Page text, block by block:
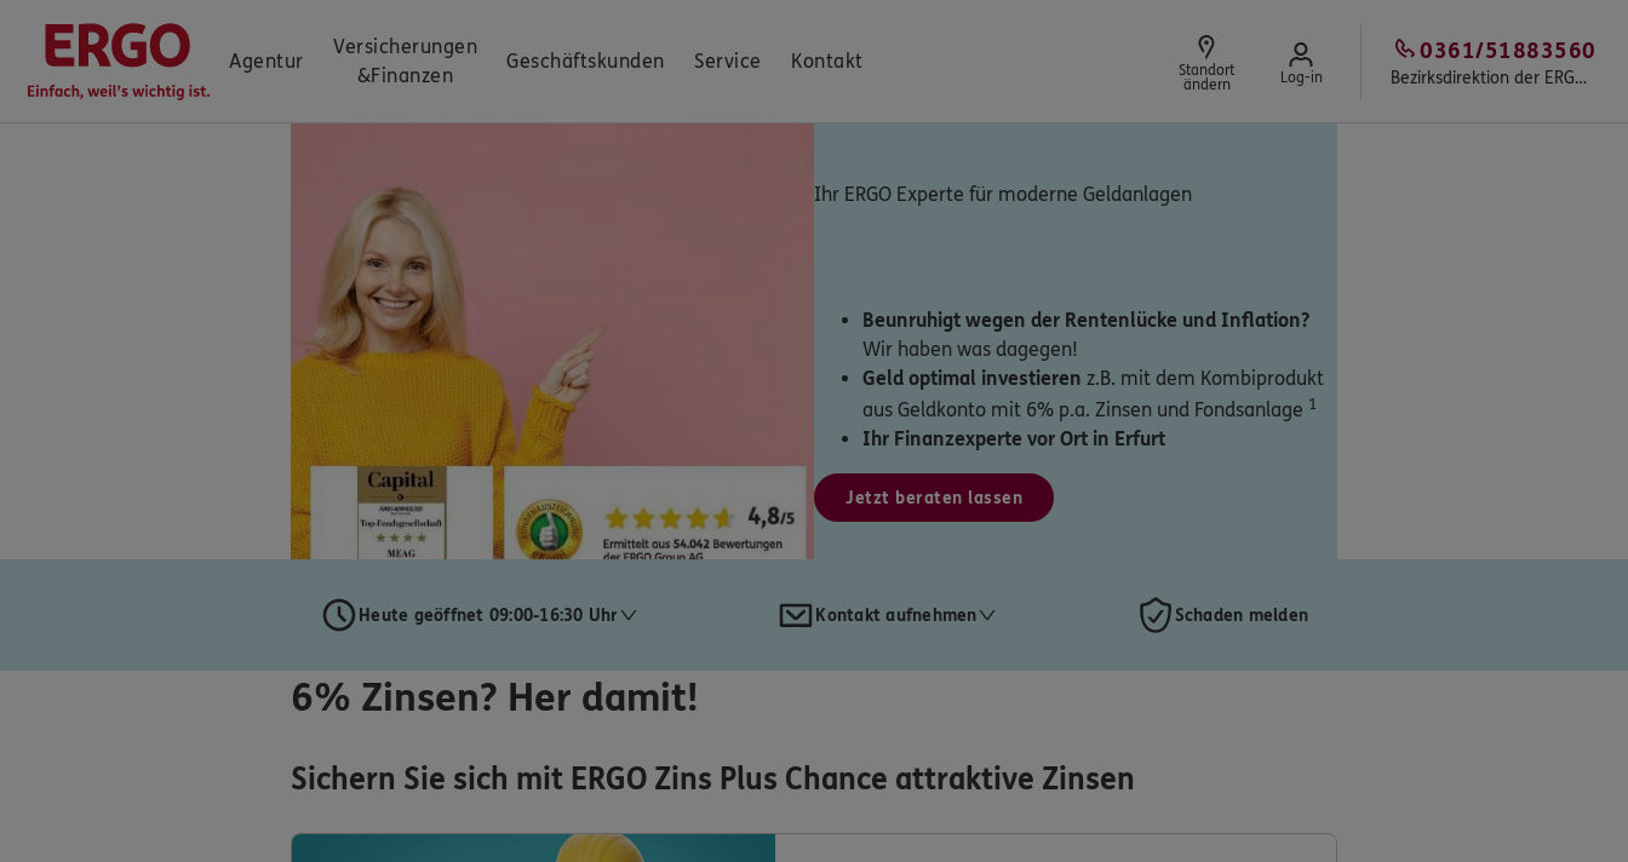
Agentur
Versicherungen
&Finanzen
Geschäftskunden Service Kontakt
Standort
ändern
Log-in Bezirksdirektion der ERGO Beratung und Vertrieb AG
0361/51883560
Ihr ERGO Experte für moderne Geldanlagen
Beunruhigt wegen der Rentenlücke und Inflation?
Wir haben was dagegen!
Geld optimal investieren z.B. mit dem Kombiprodukt
aus Geldkonto mit 6% p.a. Zinsen und Fondsanlage 1
Ihr Finanzexperte vor Ort in Erfurt
Jetzt beraten lassen
Heute geöffnet 09:00-16:30 Uhr Kontakt aufnehmen Schaden melden
6% Zinsen? Her damit!
Sichern Sie sich mit ERGO Zins Plus Chance attraktive Zinsen